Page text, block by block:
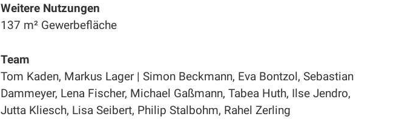
Weitere Nutzungen
137 m² Gewerbefläche
Team
Tom Kaden, Markus Lager | Simon Beckmann, Eva Bontzol, Sebastian
Dammeyer, Lena Fischer, Michael Gaßmann, Tabea Huth, Ilse Jendro,
Jutta Kliesch, Lisa Seibert, Philip Stalbohm, Rahel Zerling